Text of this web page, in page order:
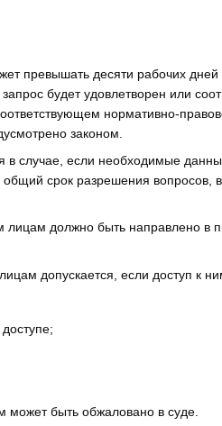
превышать десяти рабочих дней
будет удовлетворен или
нормативно-
законом.
случае, если необходимые
срок разрешения вопросов,
лицам должно быть направлено
допускается, если доступ к
может быть обжаловано в суде.